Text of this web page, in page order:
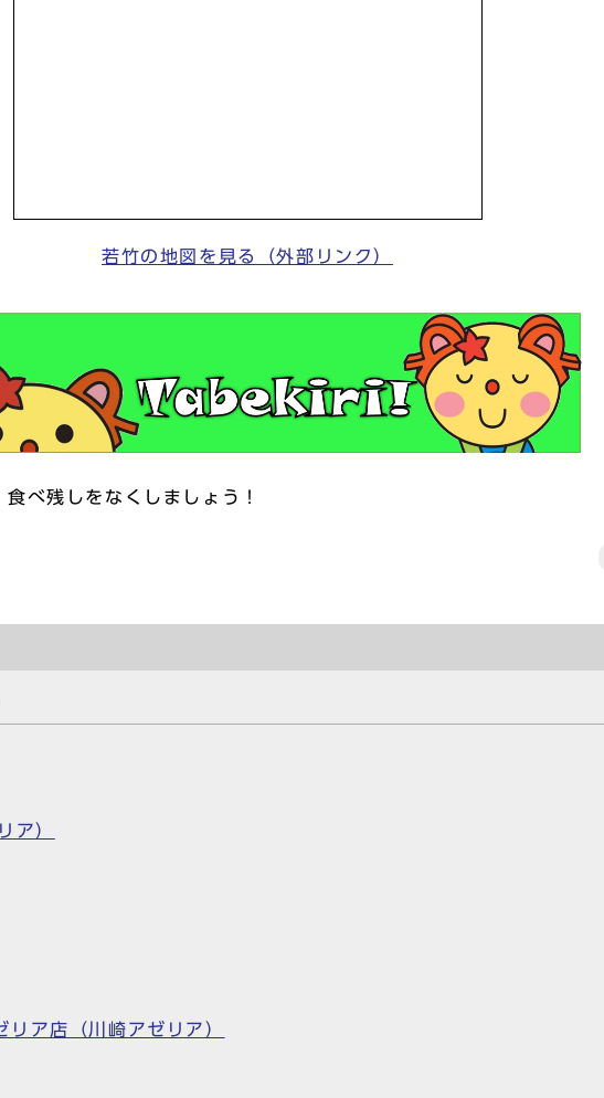
若竹の地図を見る（外部リンク）
しましょう！
ア）
ア店（川崎アゼリア）